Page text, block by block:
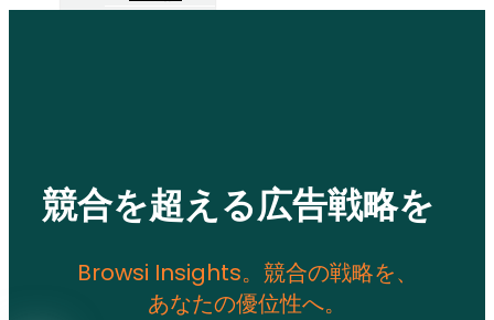
English
競合を超える広告戦略を
Browsi Insights。競合の戦略を、
あなたの優位性へ。